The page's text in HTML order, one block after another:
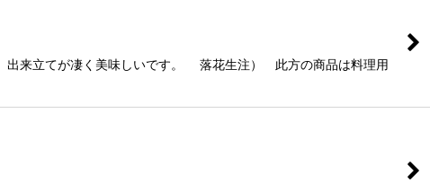
出来立てが凄く美味しいです。 落花生注） 此方の商品は料理用